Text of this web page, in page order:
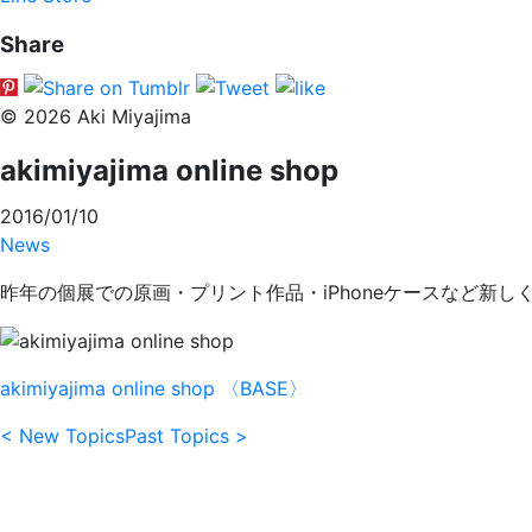
Share
© 2026 Aki Miyajima
akimiyajima online shop
2016/01/10
News
昨年の個展での原画・プリント作品・iPhoneケースなど新し
akimiyajima online shop 〈BASE〉
< New TopicsPast Topics >